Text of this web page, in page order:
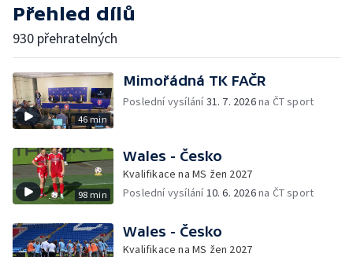
Přehled dílů
930 přehratelných
46 min
Mimořádná TK FAČR
Poslední vysílání31. 7. 2026na ČT sport
98 min
Wales - Česko
Kvalifikace na MS žen 2027
Poslední vysílání10. 6. 2026na ČT sport
Wales - Česko
Kvalifikace na MS žen 2027